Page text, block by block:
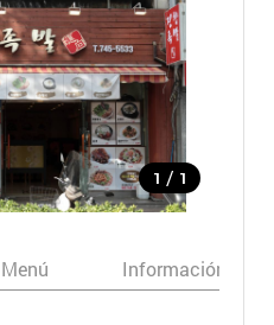
1 / 1
Menú Información